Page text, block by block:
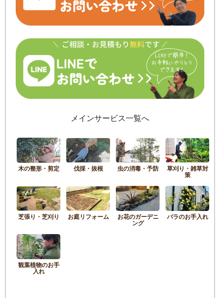
メインサービス一覧へ
木の整形・剪定 伐採・抜根 虫の消毒・予防 草刈り・雑草対
策
芝張り・芝刈り お庭リフォーム お花のガーデニ
ング
バラのお手入れ
観葉植物のお手
入れ